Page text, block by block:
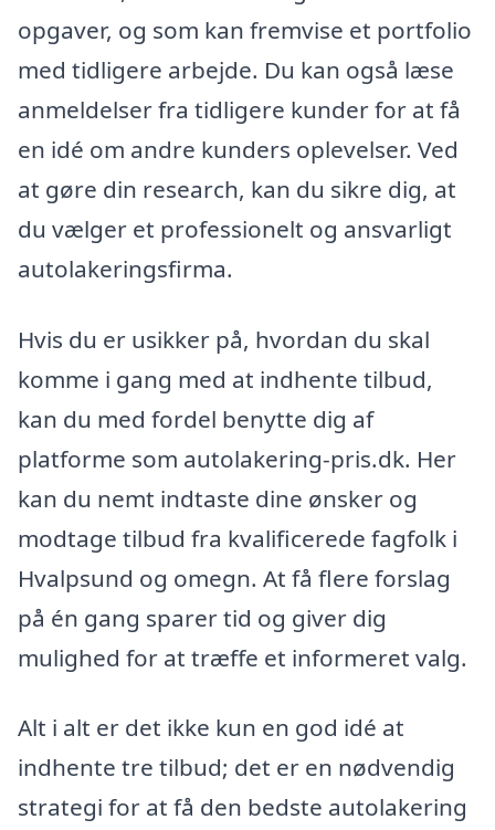
opgaver, og som kan fremvise et portfolio
med tidligere arbejde. Du kan også læse
anmeldelser fra tidligere kunder for at få
en idé om andre kunders oplevelser. Ved
at gøre din research, kan du sikre dig, at
du vælger et professionelt og ansvarligt
autolakeringsfirma.
Hvis du er usikker på, hvordan du skal
komme i gang med at indhente tilbud,
kan du med fordel benytte dig af
platforme som autolakering-pris.dk. Her
kan du nemt indtaste dine ønsker og
modtage tilbud fra kvalificerede fagfolk i
Hvalpsund og omegn. At få flere forslag
på én gang sparer tid og giver dig
mulighed for at træffe et informeret valg.
Alt i alt er det ikke kun en god idé at
indhente tre tilbud; det er en nødvendig
strategi for at få den bedste autolakering